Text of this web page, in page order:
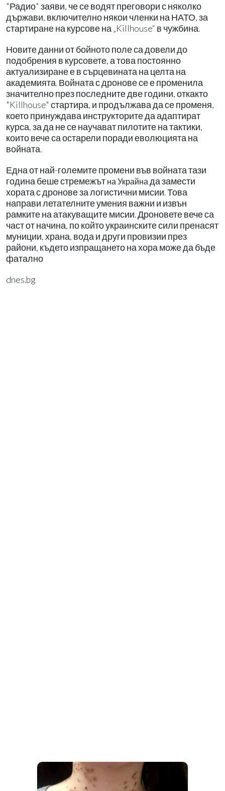
"Радио" заяви, че се водят преговори с няколко
държави, включително някои членки на НАТО, за
стартиране на курсове на „Killhouse“ в чужбина.
Новите данни от бойното поле са довели до
подобрения в курсовете, а това постоянно
актуализиране е в сърцевината на целта на
академията. Войната с дронове се е променила
значително през последните две години, откакто
"Killhouse" стартира, и продължава да се променя,
което принуждава инструкторите да адаптират
курса, за да не се научават пилотите на тактики,
които вече са остарели поради еволюцията на
войната.
Една от най-големите промени във войната тази
година беше стремежът на Украйна да замести
хората с дронове за логистични мисии. Това
направи летателните умения важни и извън
рамките на атакуващите мисии. Дроновете вече са
част от начина, по който украинските сили пренасят
муниции, храна, вода и други провизии през
райони, където изпращането на хора може да бъде
фатално
dnes.bg